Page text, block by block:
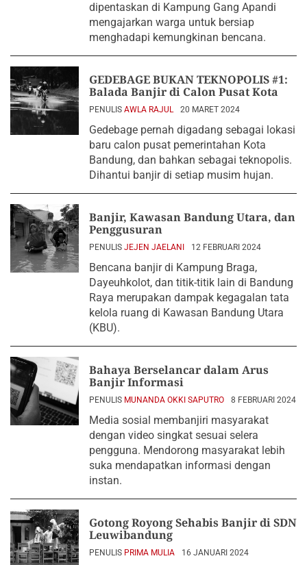
dipentaskan di Kampung Gang Apandi
mengajarkan warga untuk bersiap
menghadapi kemungkinan bencana.
GEDEBAGE BUKAN TEKNOPOLIS #1:
Balada Banjir di Calon Pusat Kota
PENULIS AWLA RAJUL 20 MARET 2024
Gedebage pernah digadang sebagai lokasi
baru calon pusat pemerintahan Kota
Bandung, dan bahkan sebagai teknopolis.
Dihantui banjir di setiap musim hujan.
Banjir, Kawasan Bandung Utara, dan
Penggusuran
PENULIS JEJEN JAELANI 12 FEBRUARI 2024
Bencana banjir di Kampung Braga,
Dayeuhkolot, dan titik-titik lain di Bandung
Raya merupakan dampak kegagalan tata
kelola ruang di Kawasan Bandung Utara
(KBU).
Bahaya Berselancar dalam Arus
Banjir Informasi
PENULIS MUNANDA OKKI SAPUTRO 8 FEBRUARI 2024
Media sosial membanjiri masyarakat
dengan video singkat sesuai selera
pengguna. Mendorong masyarakat lebih
suka mendapatkan informasi dengan
instan.
Gotong Royong Sehabis Banjir di SDN
Leuwibandung
PENULIS PRIMA MULIA 16 JANUARI 2024